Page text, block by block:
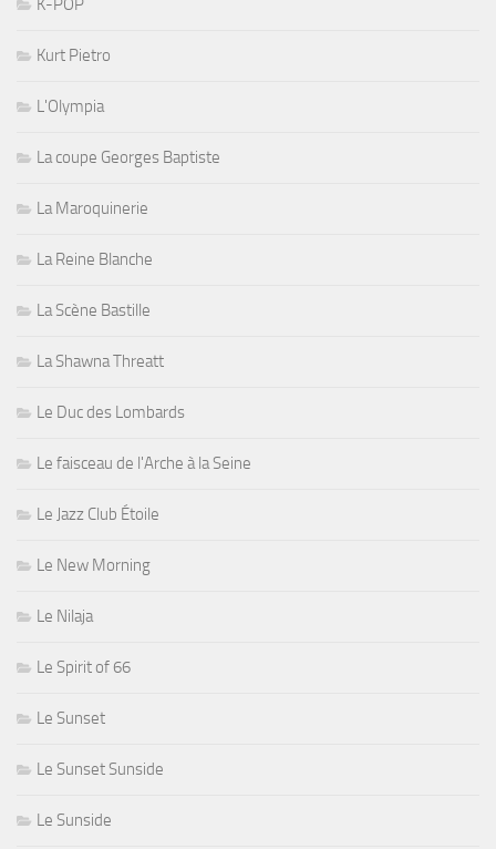
K-POP
Kurt Pietro
L'Olympia
La coupe Georges Baptiste
La Maroquinerie
La Reine Blanche
La Scène Bastille
La Shawna Threatt
Le Duc des Lombards
Le faisceau de l'Arche à la Seine
Le Jazz Club Étoile
Le New Morning
Le Nilaja
Le Spirit of 66
Le Sunset
Le Sunset Sunside
Le Sunside